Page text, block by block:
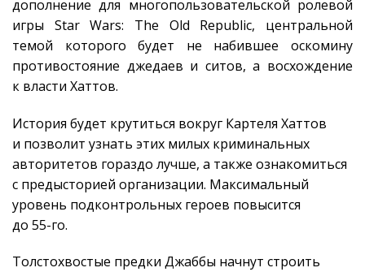
дополнение для многопользовательской ролевой
игры Star Wars: The Old Republic, центральной
темой которого будет не набившее оскомину
противостояние джедаев и ситов, а восхождение
к власти Хаттов.
История будет крутиться вокруг Картеля Хаттов
и позволит узнать этих милых криминальных
авторитетов гораздо лучше, а также ознакомиться
с предысторией организации. Максимальный
уровень подконтрольных героев повысится
до 55-го.
Толстохвостые предки Джаббы начнут строить